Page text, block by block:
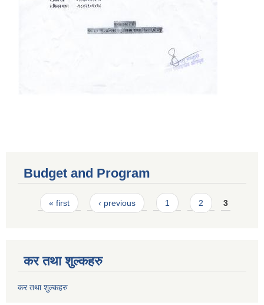
Budget and Program
Pages
« first ‹ previous 1 2 3
कर तथा शुल्कहरु
कर तथा शुल्कहरु